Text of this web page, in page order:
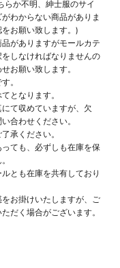
らか不明、紳士服のサイ
わからない商品がありま
お願い致します。)
がありますがモールカテ
しなければなりませんの
お願い致します。
。
となります。
て収めていますが、欠
合わせください。
承ください。
ても、必ずしも在庫を保
とも在庫を共有しており
お掛けいたしますが、ご
だく場合がございます。